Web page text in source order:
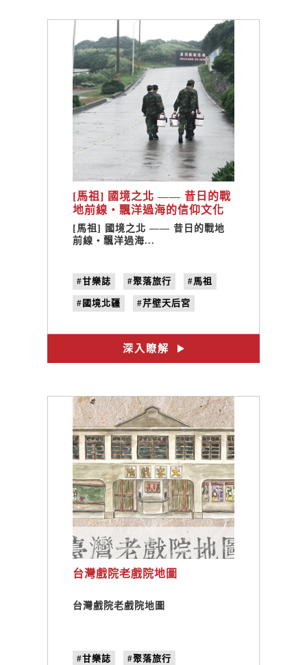
[馬祖] 國境之北 —— 昔日的戰
地前線・飄洋過海的信仰文化
[馬祖] 國境之北 —— 昔日的戰地
前線・飄洋過海...
#甘樂誌 #聚落旅行 #馬祖
#國境北疆 #芹壁天后宮
#北海坑道
深入瞭解
台灣戲院老戲院地圖
台灣戲院老戲院地圖
#甘樂誌 #聚落旅行